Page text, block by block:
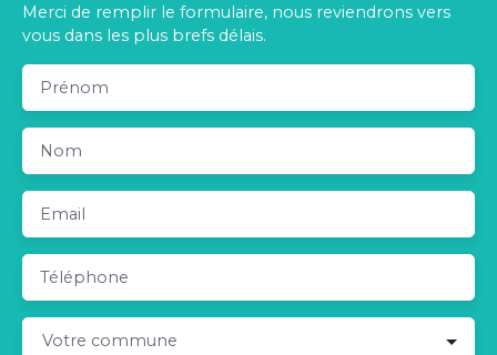
Merci de remplir le formulaire, nous reviendrons vers
vous dans les plus brefs délais.
Prénom
Nom
Email
Téléphone
Votre commune